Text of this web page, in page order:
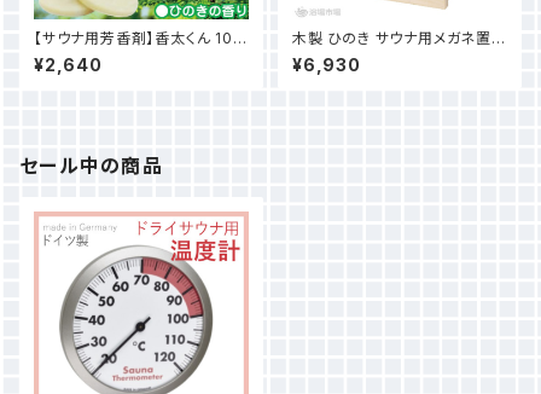
【サウナ用芳香剤】香太くん 10錠
セット
¥2,640
木製 ひのき サウナ用メガネ置き
(めがね３個収納可) 耐水塗装
仕上げ
¥6,930
セール中の商品